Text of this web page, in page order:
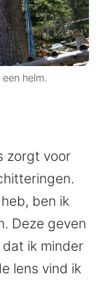
helm.
zorgt voor
ben ik
Deze geven
ik minder
lens vind ik